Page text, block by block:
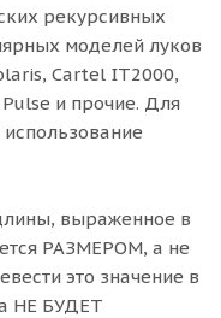
рекурсивных
моделей луков
Cartel IT2000,
и прочие. Для
выраженное в
РАЗМЕРОМ, а не
это значение в
НЕ БУДЕТ